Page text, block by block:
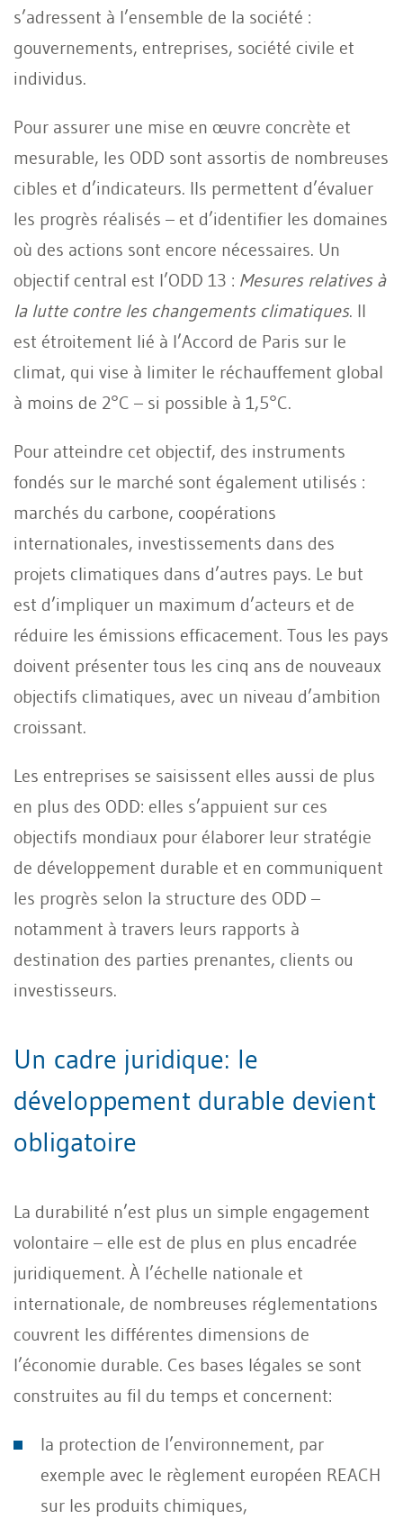
s’adressent à l’ensemble de la société :
gouvernements, entreprises, société civile et
individus.
Pour assurer une mise en œuvre concrète et
mesurable, les ODD sont assortis de nombreuses
cibles et d’indicateurs. Ils permettent d’évaluer
les progrès réalisés – et d’identifier les domaines
où des actions sont encore nécessaires. Un
objectif central est l’ODD 13 : Mesures relatives à
la lutte contre les changements climatiques. Il
est étroitement lié à l’Accord de Paris sur le
climat, qui vise à limiter le réchauffement global
à moins de 2°C – si possible à 1,5°C.
Pour atteindre cet objectif, des instruments
fondés sur le marché sont également utilisés :
marchés du carbone, coopérations
internationales, investissements dans des
projets climatiques dans d’autres pays. Le but
est d’impliquer un maximum d’acteurs et de
réduire les émissions efficacement. Tous les pays
doivent présenter tous les cinq ans de nouveaux
objectifs climatiques, avec un niveau d’ambition
croissant.
Les entreprises se saisissent elles aussi de plus
en plus des ODD: elles s’appuient sur ces
objectifs mondiaux pour élaborer leur stratégie
de développement durable et en communiquent
les progrès selon la structure des ODD –
notamment à travers leurs rapports à
destination des parties prenantes, clients ou
investisseurs.
Un cadre juridique: le
développement durable devient
obligatoire
La durabilité n’est plus un simple engagement
volontaire – elle est de plus en plus encadrée
juridiquement. À l’échelle nationale et
internationale, de nombreuses réglementations
couvrent les différentes dimensions de
l’économie durable. Ces bases légales se sont
construites au fil du temps et concernent:
la protection de l’environnement, par
exemple avec le règlement européen REACH
sur les produits chimiques,